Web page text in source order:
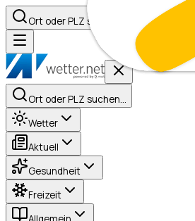
Ort oder PLZ suchen…
Ort oder PLZ suchen…
Wetter
Aktuell
Gesundheit
Freizeit